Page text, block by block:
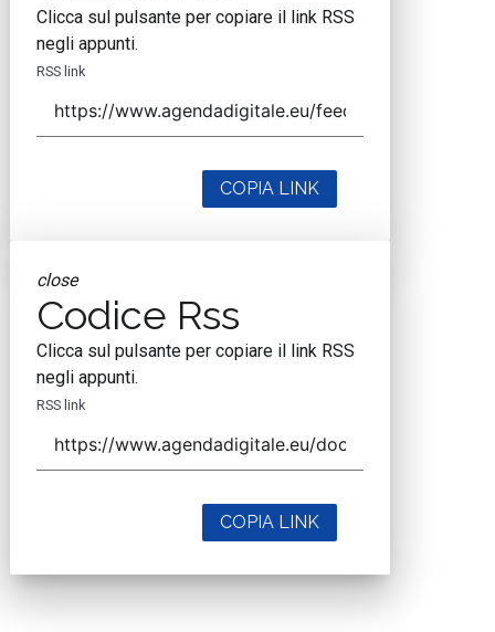
Clicca sul pulsante per copiare il link RSS
negli appunti.
RSS link
COPIA LINK
close
Codice Rss
Clicca sul pulsante per copiare il link RSS
negli appunti.
RSS link
COPIA LINK